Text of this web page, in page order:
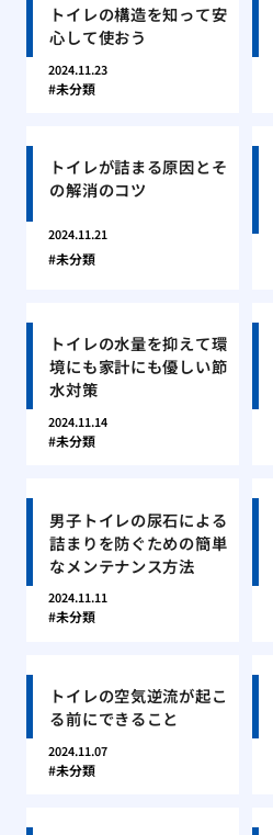
トイレの構造を知って安
心して使おう
2024.11.23
未分類
トイレが詰まる原因とそ
の解消のコツ
2024.11.21
未分類
トイレの水量を抑えて環
境にも家計にも優しい節
水対策
2024.11.14
未分類
男子トイレの尿石による
詰まりを防ぐための簡単
なメンテナンス方法
2024.11.11
未分類
トイレの空気逆流が起こ
る前にできること
2024.11.07
未分類